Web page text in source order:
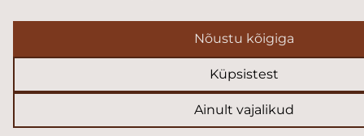
Nõustu kõigiga
Küpsistest
Ainult vajalikud